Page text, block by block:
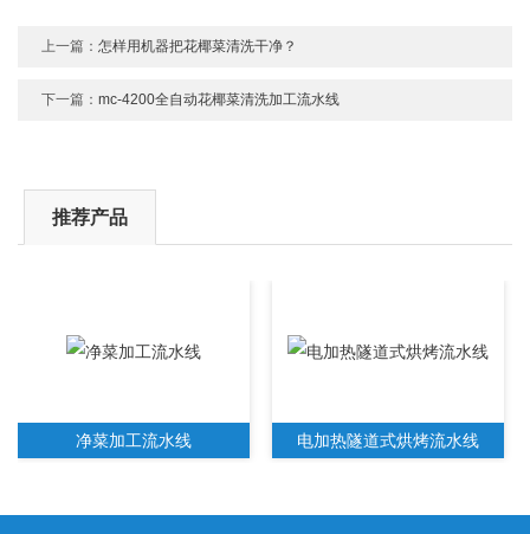
上一篇：怎样用机器把花椰菜清洗干净？
下一篇：mc-4200全自动花椰菜清洗加工流水线
推荐产品
净菜加工流水线 电加热隧道式烘烤流水线